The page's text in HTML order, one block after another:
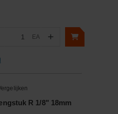
Aantal
EA +
R 1/8" 18mm